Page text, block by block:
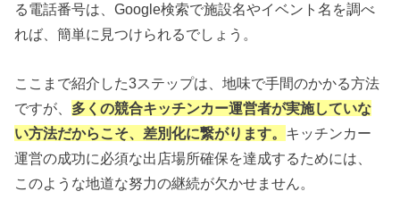
る電話番号は、Google検索で施設名やイベント名を調べ
れば、簡単に見つけられるでしょう。
ここまで紹介した3ステップは、地味で手間のかかる方法
ですが、 多くの競合キッチンカー運営者が実施していな
い方法だからこそ、差別化に繋がります。 キッチンカー
運営の成功に必須な出店場所確保を達成するためには、
このような地道な努力の継続が欠かせません。